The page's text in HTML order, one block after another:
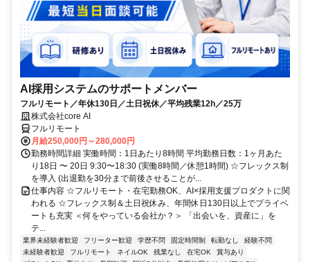
AI採用システムのサポートメンバー
フルリモート／年休130日／土日祝休／平均残業12h／25万
株式会社core AI
フルリモート
月給250,000円～280,000円
勤務時間詳細 実働時間：1日あたり8時間 平均勤務日数：1ヶ月あた
り18日 〜 20日 9:30〜18:30 (実働8時間／休憩1時間) ☆フレックス制
を導入 (出退勤を30分まで前後させることが...
仕事内容 ☆フルリモート・在宅勤務OK、AI×採用支援プロダクトに関
われる ☆フレックス制＆土日祝休み、年間休日130日以上でプライベ
ートも充実 ＜何をやっている会社か？＞ 「出会いを、資産に」を
テ...
業界未経験者歓迎 フリーター歓迎 学歴不問 固定時間制 転勤なし
経験不問
未経験者歓迎
フルリモート ネイルOK 残業なし 在宅OK
賞与あり